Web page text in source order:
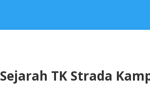
Sejarah TK Strada